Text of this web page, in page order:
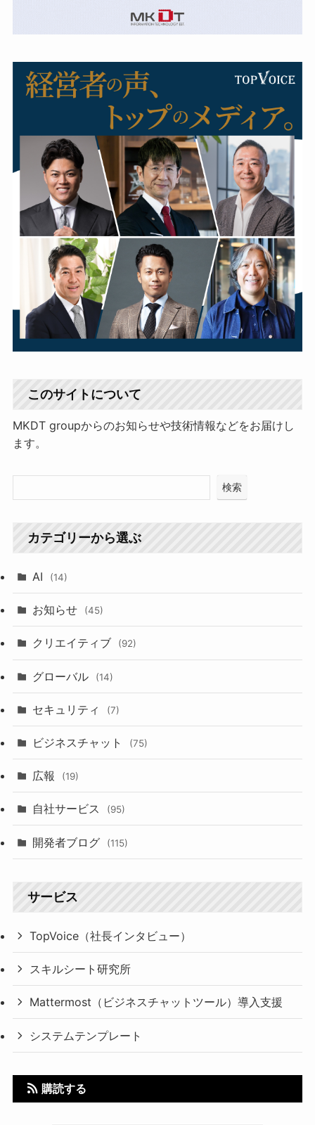
このサイトについて
MKDT groupからのお知らせや技術情報などをお届けし
ます。
検索
カテゴリーから選ぶ
AI (14)
お知らせ (45)
クリエイティブ (92)
グローバル (14)
セキュリティ (7)
ビジネスチャット (75)
広報 (19)
自社サービス (95)
開発者ブログ (115)
サービス
TopVoice（社長インタビュー）
スキルシート研究所
Mattermost（ビジネスチャットツール）導入支援
システムテンプレート
購読する